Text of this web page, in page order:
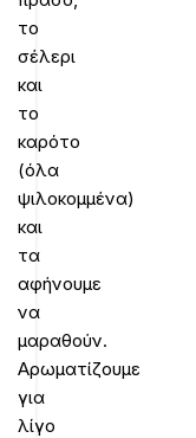
το
σέλερι
και
το
καρότο
(όλα
ψιλοκομμένα)
και
τα
αφήνουμε
να
μαραθούν.
Αρωματίζουμε
για
λίγο